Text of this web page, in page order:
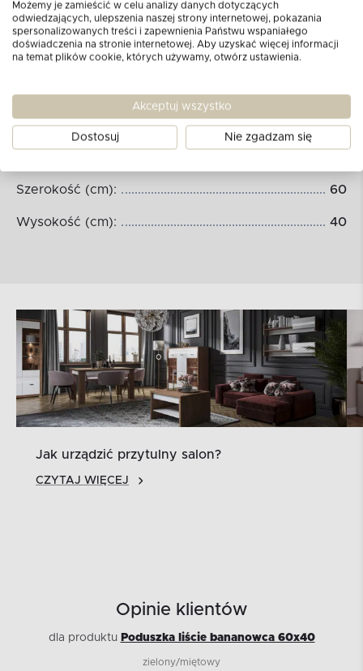
Wymiary produktu:
Szerokość (cm): 60
Wysokość (cm): 40
Jak urządzić przytulny salon?
CZYTAJ WIĘCEJ
Opinie klientów
dla produktu Poduszka liście bananowca 60x40
zielony/miętowy
Możemy je zamieścić w celu analizy danych dotyczących
odwiedzających, ulepszenia naszej strony internetowej, pokazania
spersonalizowanych treści i zapewnienia Państwu wspaniałego
doświadczenia na stronie internetowej. Aby uzyskać więcej informacji
na temat plików cookie, których używamy, otwórz ustawienia.
Akceptuj wszystko
Dostosuj Nie zgadzam się